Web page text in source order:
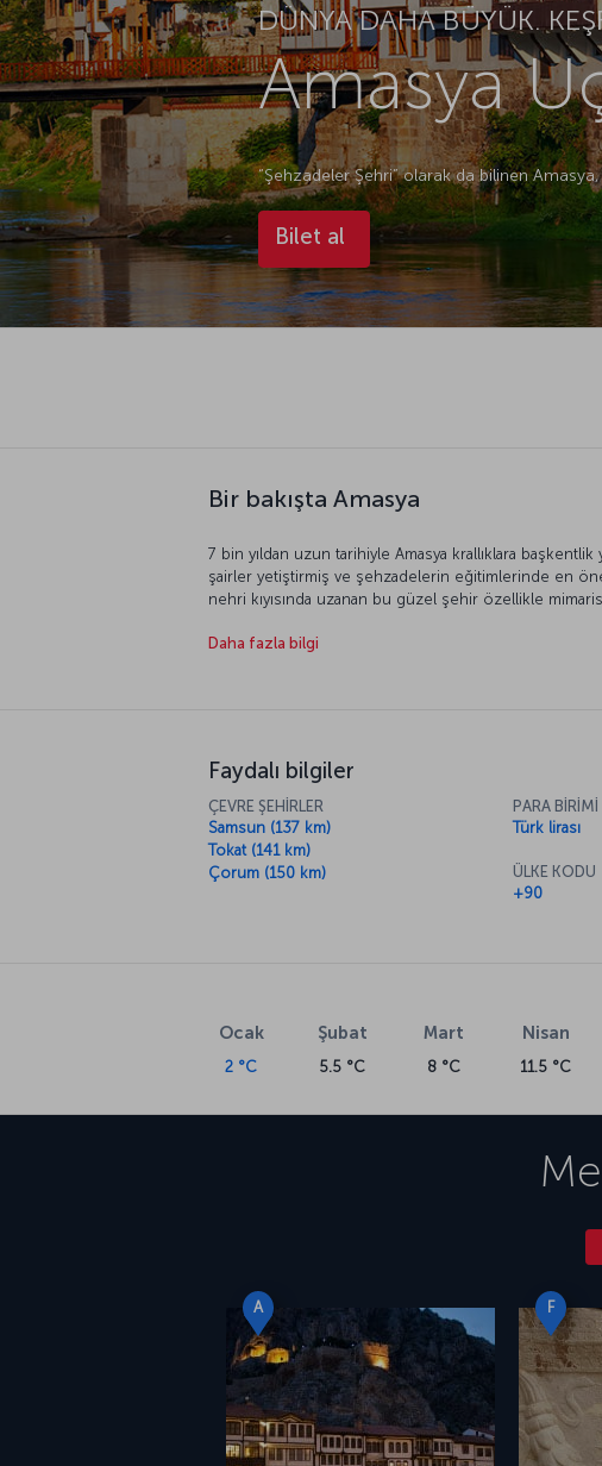
DÜNYA DAHA BÜYÜK.
Amasya
“Şehzadeler Şehri” olarak da bilinen
Bilet al
Bir bakışta Amasya
7 bin yıldan uzun tarihiyle Amasya krallıklara başkentlik
şairler yetiştirmiş ve şehzadelerin eğitimlerinde en
nehri kıyısında uzanan bu güzel şehir özellikle
nefes kesici bir atmosfere sahip. Türkiye’nin bu güzel
Daha fazla bilgi
Faydalı bilgiler
ÇEVRE ŞEHİRLER
Samsun (137 km)
Tokat (141 km)
Çorum (150 km)
PARA BİRİMİ
Türk lirası
ÜLKE KODU
+90
Ocak
2 °C
Şubat
5.5 °C
Mart
8 °C
Nisan
11.5 °C
A F